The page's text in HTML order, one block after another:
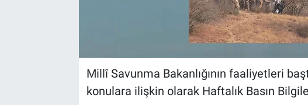
Millî Savunma Bakanlığının faaliyetleri
konulara ilişkin olarak Haftalık Basın